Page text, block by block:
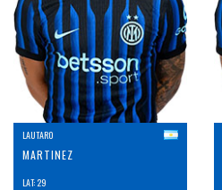
LAUTARO
MARTINEZ
LAT: 29